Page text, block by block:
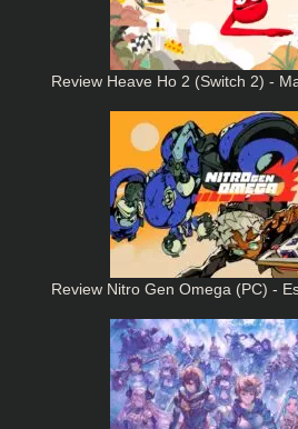
Review Heave Ho 2 (Switch 2) -
Review Nitro Gen Omega (PC) -